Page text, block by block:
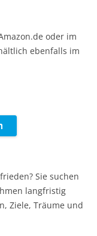
oder im
ebenfalls im
Sie suchen
langfristig
Ziele, Träume und